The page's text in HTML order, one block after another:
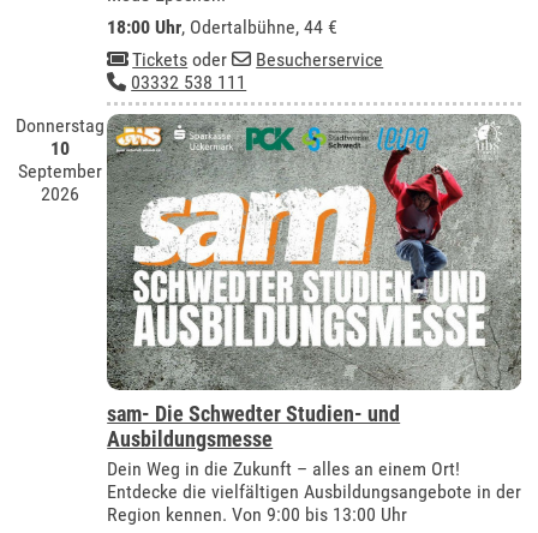
18:00 Uhr, Odertalbühne, 44 €
Tickets oder
Besucherservice
03332 538 111
Donnerstag
10
September
2026
sam- Die Schwedter Studien- und
Ausbildungsmesse
Dein Weg in die Zukunft – alles an einem Ort!
Entdecke die vielfältigen Ausbildungsangebote in der
Region kennen. Von 9:00 bis 13:00 Uhr